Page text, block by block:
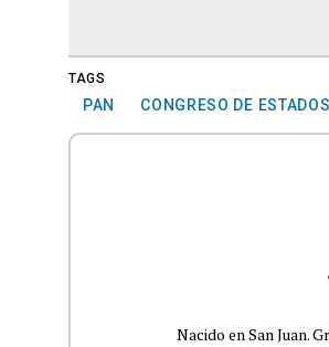
TAGS
PAN CONGRESO DE
Nacido en San Juan.